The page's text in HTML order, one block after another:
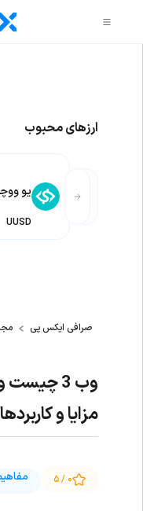
ارزهای محبوب
یو
UUSD
صرافی ایکس پی
وب 3
مزایا و کاربردها
۰ / ۵